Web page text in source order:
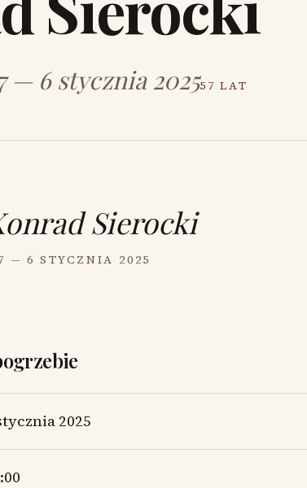
— 6 stycznia 202557 LAT
Sierocki
— 6 STYCZNIA 2025
2025